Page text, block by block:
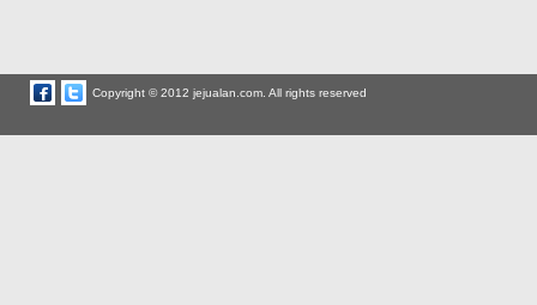
Copyright © 2012 jejualan.com. All rights reserved